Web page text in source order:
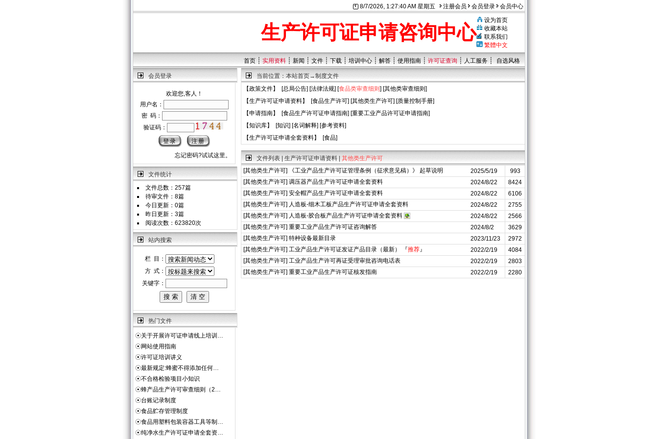
8/7/2026, 1:27:40 AM 星期五 注册会员 会员登录 会员中心
生产许可证申请咨询中心
设为首页
收藏本站
联系我们
繁體中文
首页 ┊ 实用资料 ┊ 新闻 ┊ 文件 ┊ 下载 ┊ 培训中心 ┊ 解答 ┊ 使用指南 ┊ 许可证查询 ┊ 人工服务 ┊ 自选风格
会员登录
欢迎您,客人！
用户名：
密 码：
验证码：
忘记密码?试试这里。
文件统计
文件总数：257篇
待审文件：8篇
今日更新：0篇
昨日更新：3篇
阅读次数：623820次
站内搜索
栏 目：
方 式：
关键字：
热门文件
☉关于开展许可证申请线上培训…
☉网站使用指南
☉许可证培训讲义
☉最新规定:蜂蜜不得添加任何…
☉不合格检验项目小知识
☉蜂产品生产许可审查细则（2…
☉台账记录制度
☉食品贮存管理制度
☉食品用塑料包装容器工具等制…
☉纯净水生产许可证申请全套资…
当前位置： 本站首页→制度文件
【政策文件】 [总局公告] [法律法规] [食品类审查细则 ] [其他类审查细则 ]
【生产许可证申请资料】 [食品生产许可] [其他类生产许可] [质量控制手册]
【申请指南】 [食品生产许可证申请指南] [重要工业产品许可证申请指南]
【知识库】 [知识] [名词解释] [参考资料]
【生产许可证申请全套资料】 [食品]
文件列表 | 生产许可证申请资料 | 其他类生产许可
[其他类生产许可] 《工业产品生产许可证管理条例（征求意见稿）》 起草说明 2025/5/19
993
[其他类生产许可] 调压器产品生产许可证申请全套资料 2024/8/22
8424
[其他类生产许可] 安全帽产品生产许可证申请全套资料 2024/8/22
6106
[其他类生产许可] 人造板-细木工板产品生产许可证申请全套资料 2024/8/22
2755
[其他类生产许可] 人造板-胶合板产品生产许可证申请全套资料 2024/8/22
2566
[其他类生产许可] 重要工业产品生产许可证咨询解答 2024/8/2
3629
[其他类生产许可] 特种设备最新目录 2023/11/23
2972
[其他类生产许可] 工业产品生产许可证发证产品目录（最新） 『推荐』 2022/2/19
4084
[其他类生产许可] 工业产品生产许可再证受理审批咨询电话表 2022/2/19
2803
[其他类生产许可] 重要工业产品生产许可证核发指南 2022/2/19 2280